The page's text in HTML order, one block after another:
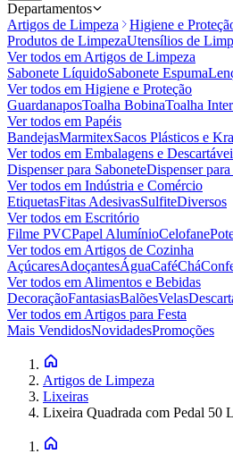
Departamentos
Artigos de Limpeza
Higiene e
Produtos de LimpezaUtensílios de
Ver todos emArtigos de Limpeza
Sabonete LíquidoSabonete Espuma
Ver todos em Higiene e Proteção
GuardanaposToalha BobinaToalha
Ver todos em Papéis
BandejasMarmitexSacos Plásticos e
Ver todos em Embalagens e
Dispenser para SaboneteDispenser para
Ver todos em Indústria e Comércio
EtiquetasFitas AdesivasSulfiteDiversos
Ver todos em Escritório
Filme PVCPapel AlumínioCelofane
Ver todos emArtigos de Cozinha
AçúcaresAdoçantesÁguaCaféChá
Ver todos emAlimentos e Bebidas
DecoraçãoFantasiasBalõesVelas
Ver todos emArtigos para Festa
Mais VendidosNovidadesPromoções
Artigos de Limpeza
Lixeiras
Lixeira Quadrada com Pedal 50